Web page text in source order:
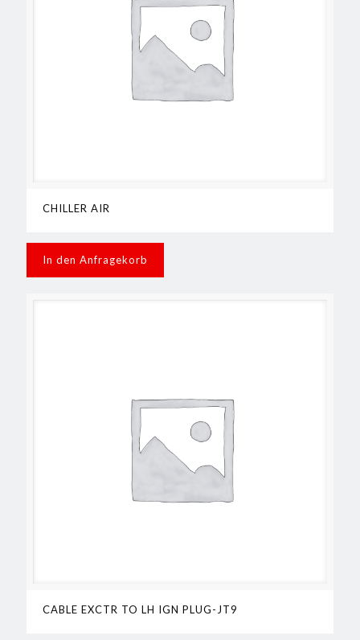
CHILLER AIR
In den Anfragekorb
CABLE EXCTR TO LH IGN PLUG-JT9